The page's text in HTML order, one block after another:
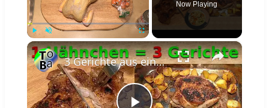
Play Unmute Fullscreen
Now Playing
×
3 Gerichte aus einem Hähnchen für 2 Personen